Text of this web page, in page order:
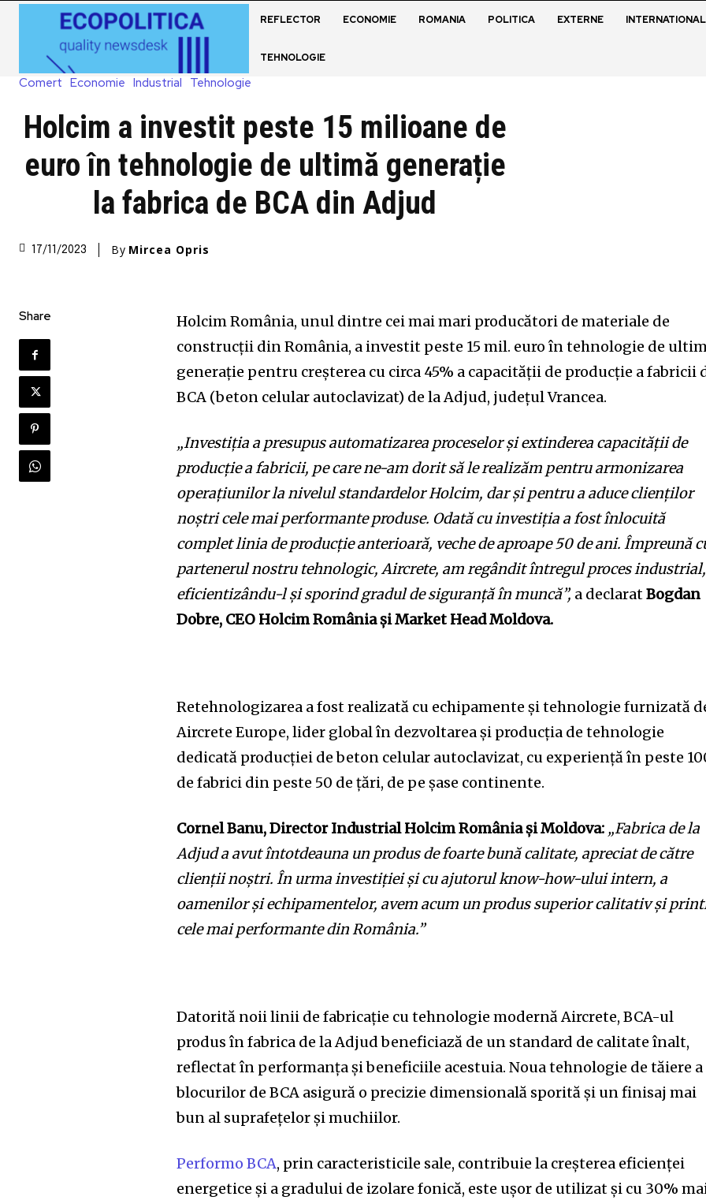
REFLECTOR ECONOMIE ROMANIA POLITICA EXTERNE INTERNATIONAL
TEHNOLOGIE
Comert Economie Industrial Tehnologie
Holcim a investit peste 15 milioane de
euro în tehnologie de ultimă generație
la fabrica de BCA din Adjud
17/11/2023 By Mircea Opris
Share
Holcim România, unul dintre cei mai mari producători de materiale de
construcții din România, a investit peste 15 mil. euro în tehnologie de
generație pentru creșterea cu circa 45% a capacității de producție a fabricii
BCA (beton celular autoclavizat) de la Adjud, județul Vrancea.
„Investiția a presupus automatizarea proceselor și extinderea capacității de
producție a fabricii, pe care ne-am dorit să le realizăm pentru armonizarea
operațiunilor la nivelul standardelor Holcim, dar și pentru a aduce clienților
noștri cele mai performante produse. Odată cu investiția a fost înlocuită
complet linia de producție anterioară, veche de aproape 50 de ani. Împreună
partenerul nostru tehnologic, Aircrete, am regândit întregul proces industrial,
eficientizându-l și sporind gradul de siguranță în muncă”, a declaratBogdan
Dobre, CEO Holcim România și Market Head Moldova.
Retehnologizarea a fost realizată cu echipamente și tehnologie furnizată
Aircrete Europe, lider global în dezvoltarea și producția de tehnologie
dedicată producției de beton celular autoclavizat, cu experiență în peste
de fabrici din peste 50 de țări, de pe șase continente.
Cornel Banu, Director Industrial Holcim România și Moldova: „Fabrica de la
Adjud a avut întotdeauna un produs de foarte bună calitate, apreciat de către
clienții noștri. În urma investiției și cu ajutorul know-how-ului intern, a
oamenilor și echipamentelor, avem acum un produs superior calitativ și
cele mai performante din România.”
Datorită noii linii de fabricație cu tehnologie modernă Aircrete, BCA-ul
produs în fabrica de la Adjud beneficiază de un standard de calitate înalt,
reflectat în performanța și beneficiile acestuia. Noua tehnologie de tăiere a
blocurilor de BCA asigură o precizie dimensională sporită și un finisaj mai
bun al suprafețelor și muchiilor.
Performo BCA, prin caracteristicile sale, contribuie la creșterea eficienței
energetice și a gradului de izolare fonică, este ușor de utilizat și cu 30%